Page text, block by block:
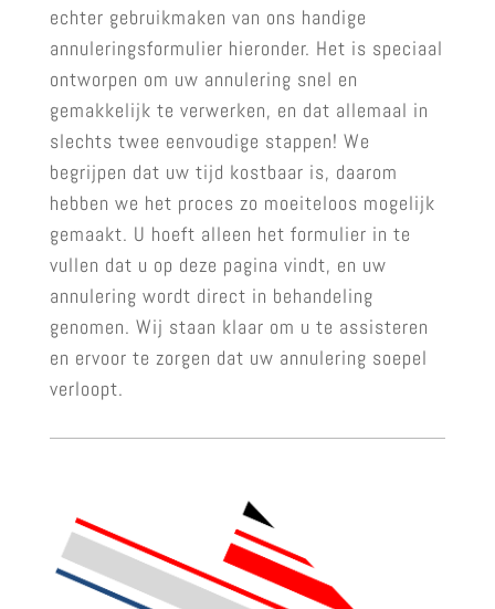
echter gebruikmaken van ons handige
annuleringsformulier hieronder. Het is speciaal
ontworpen om uw annulering snel en
gemakkelijk te verwerken, en dat allemaal in
slechts twee eenvoudige stappen! We
begrijpen dat uw tijd kostbaar is, daarom
hebben we het proces zo moeiteloos mogelijk
gemaakt. U hoeft alleen het formulier in te
vullen dat u op deze pagina vindt, en uw
annulering wordt direct in behandeling
genomen. Wij staan klaar om u te assisteren
en ervoor te zorgen dat uw annulering soepel
verloopt.